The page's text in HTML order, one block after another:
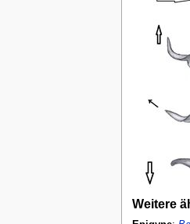
Weitere